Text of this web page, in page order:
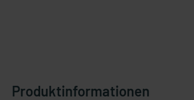
Produktinformationen